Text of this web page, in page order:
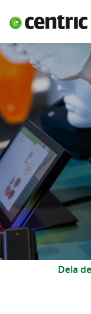
Vårt
Om Centric
Kontakta oss
Dela